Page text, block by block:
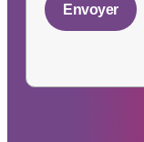
Envoyer